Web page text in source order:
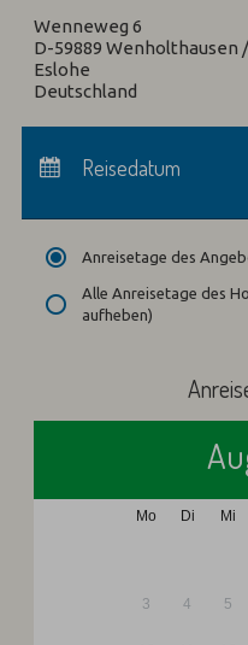
Wenneweg 6
D-59889 Wenholthausen /
Eslohe
Deutschland
Abreise:keine Auswahl
Reisedatum
Anreisetage des
Alle Anreisetage des
aufheben)
Mo Di Mi
3 4 5